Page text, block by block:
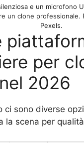
e un microfono
un clone professionale.
Pexels.
per
2026
ci sono diverse
la scena per